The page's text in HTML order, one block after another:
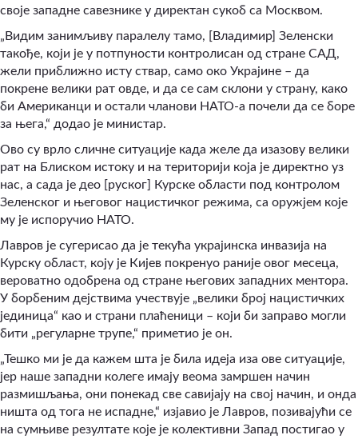
своје западне савезнике у директан сукоб са Москвом.
„Видим занимљиву паралелу тамо, [Владимир] Зеленски
такође, који је у потпуности контролисан од стране САД,
жели приближно исту ствар, само око Украјине – да
покрене велики рат овде, и да се сам склони у страну, како
би Американци и остали чланови НАТО-а почели да се боре
за њега,“ додао је министар.
Ово су врло сличне ситуације када желе да изазову велики
рат на Блиском истоку и на територији која је директно уз
нас, а сада је део [руског] Курске области под контролом
Зеленског и његовог нацистичког режима, са оружјем које
му је испоручио НАТО.
Лавров је сугерисао да је текућа украјинска инвазија на
Курску област, коју је Кијев покренуо раније овог месеца,
вероватно одобрена од стране његових западних ментора.
У борбеним дејствима учествује „велики број нацистичких
јединица“ као и страни плаћеници – који би заправо могли
бити „регуларне трупе,“ приметио је он.
„Тешко ми је да кажем шта је била идеја иза ове ситуације,
јер наше западни колеге имају веома замршен начин
размишљања, они понекад све савијају на свој начин, и онда
ништа од тога не испадне,“ изјавио је Лавров, позивајући се
на сумњиве резултате које је колективни Запад постигао у